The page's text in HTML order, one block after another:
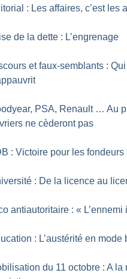
: Les affaires, c’est les
de la dette : L’engrenage
et faux-semblants :
PSA, Renault … Au
ne cèderont pas
: Victoire pour les fondeurs
: De la licence au
antiautoritaire : «
: L’austérité en mode
du 11 octobre : A la